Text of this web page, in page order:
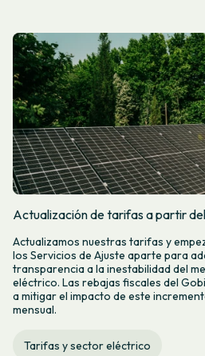
Actualización de tarifas a partir del
Actualizamos nuestras tarifas y
los Servicios de Ajuste aparte para
transparencia a la inestabilidad del
eléctrico. Las rebajas fiscales del
a mitigar el impacto de este
mensual.
Tarifas y sector eléctrico